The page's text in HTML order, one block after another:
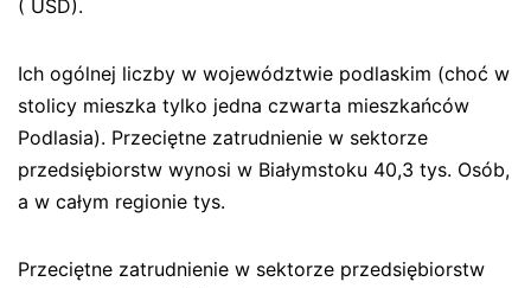
( USD).
Ich ogólnej liczby w województwie podlaskim (choć w
stolicy mieszka tylko jedna czwarta mieszkańców
Podlasia). Przeciętne zatrudnienie w sektorze
przedsiębiorstw wynosi w Białymstoku 40,3 tys. Osób,
a w całym regionie tys.
Przeciętne zatrudnienie w sektorze przedsiębiorstw